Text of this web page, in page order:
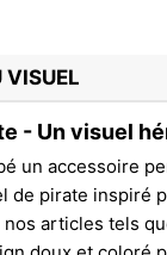
VISUEL
- Un visuel
un accessoire
de pirate inspiré
articles tels